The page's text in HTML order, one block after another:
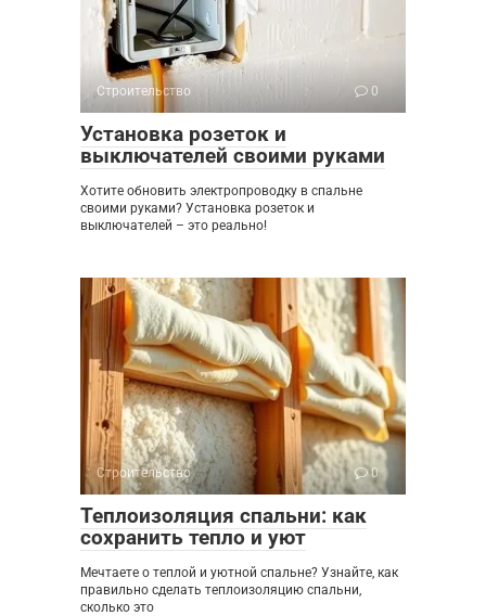
Строительство 0
Установка розеток и
выключателей своими руками
Хотите обновить электропроводку в спальне
своими руками? Установка розеток и
выключателей – это реально!
Строительство 0
Теплоизоляция спальни: как
сохранить тепло и уют
Мечтаете о теплой и уютной спальне? Узнайте, как
правильно сделать теплоизоляцию спальни,
сколько это